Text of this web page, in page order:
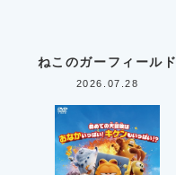
ねこのガーフィールド
2026.07.28